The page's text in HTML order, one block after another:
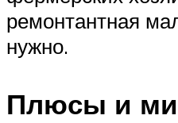
ремонтантная
нужно.
Плюсы и